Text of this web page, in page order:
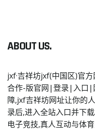
ABOUT US.
jxf·吉祥坊jxf(中国区)官
合作-版官网|登录|入口|
障,jxf吉祥坊网址让你的
录后,进入全站入口并下
电子竞技,真人互动与体